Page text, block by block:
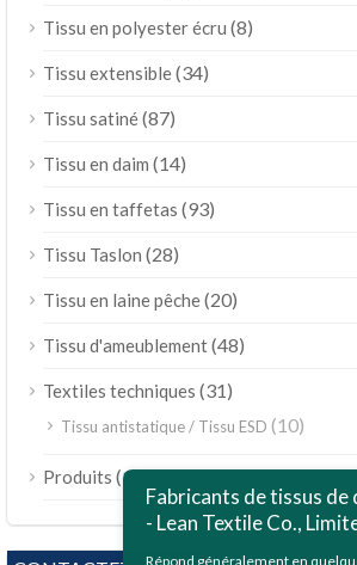
Tissu en polyester écru (8)
Tissu extensible(34)
Tissu satiné(87)
Tissu en daim (14)
Tissu en taffetas (93)
Tissu Taslon (28)
Tissu en laine pêche(20)
Tissu d'ameublement(48)
Textiles techniques (31)
Tissu antistatique / Tissu ESD (10)
Produits (189)
Fabricants de tissus de
- Lean Textile Co.,
Répond généralement en
Bahasa Indonesia
Polski
Bahasa Melayu